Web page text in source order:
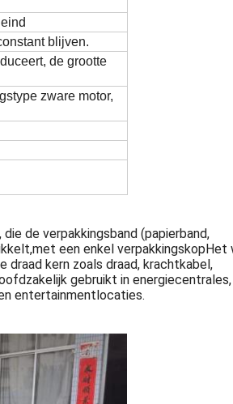
blijven.
de grootte
zware motor,
de verpakkingsband (papierband,
een enkel verpakkingskopHet
kern zoals draad, krachtkabel,
gebruikt in energiecentrales,
entertainmentlocaties.